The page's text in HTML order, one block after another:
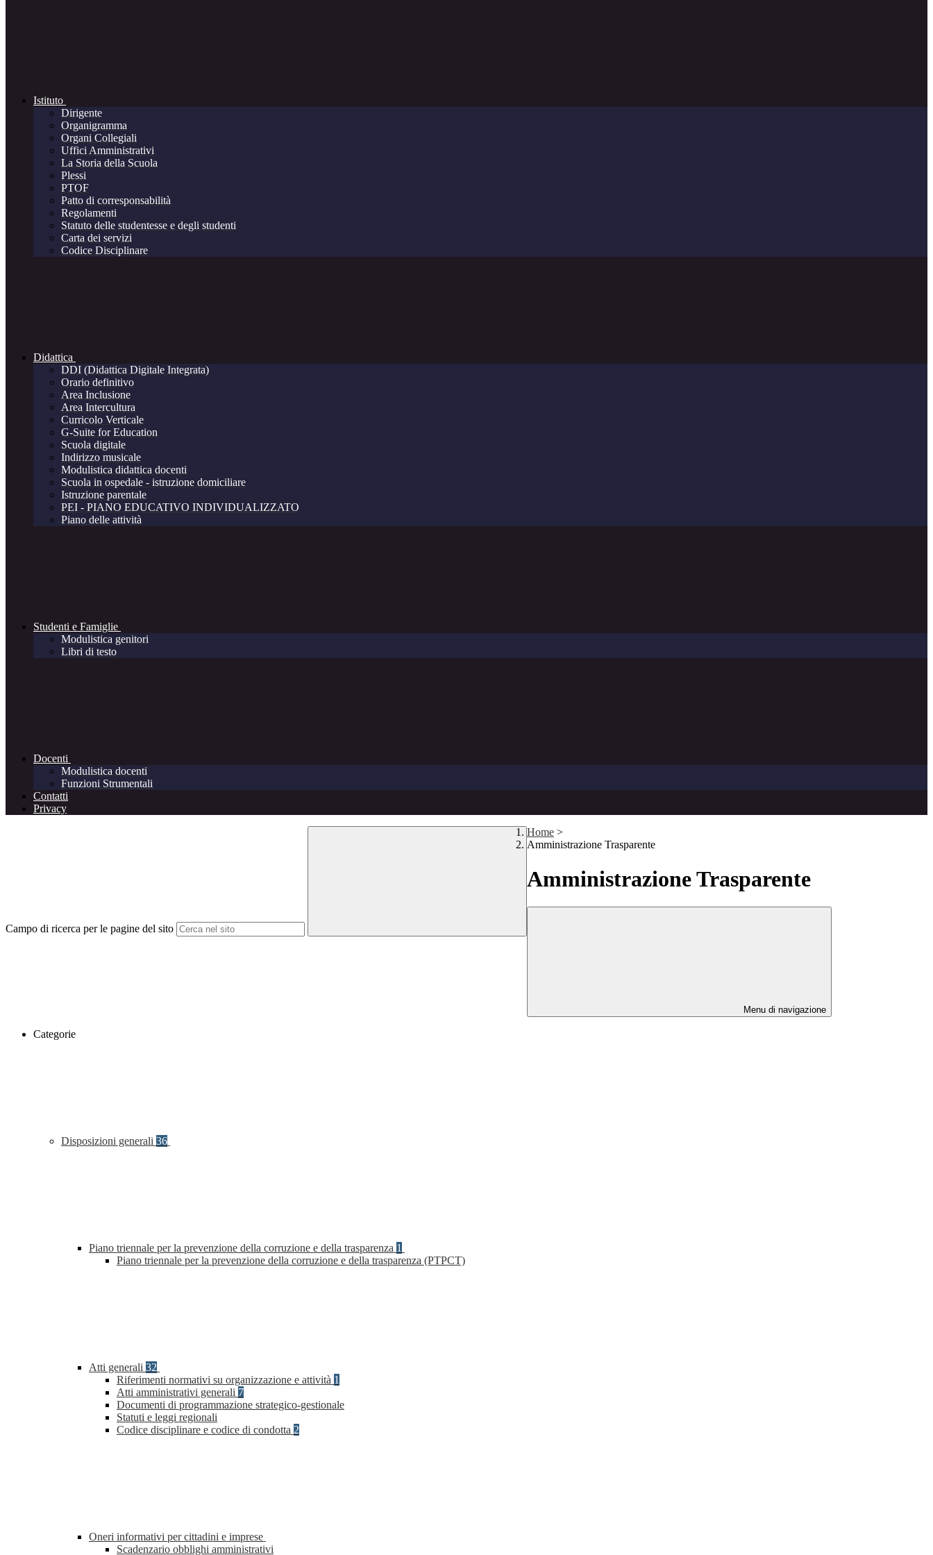
Istituto
Dirigente
Organigramma
Organi Collegiali
Uffici Amministrativi
La Storia della Scuola
Plessi
PTOF
Patto di corresponsabilità
Regolamenti
Statuto delle studentesse e degli studenti
Carta dei servizi
Codice Disciplinare
Didattica
DDI (Didattica Digitale Integrata)
Orario definitivo
Area Inclusione
Area Intercultura
Curricolo Verticale
G-Suite for Education
Scuola digitale
Indirizzo musicale
Modulistica didattica docenti
Scuola in ospedale - istruzione domiciliare
Istruzione parentale
PEI - PIANO EDUCATIVO INDIVIDUALIZZATO
Piano delle attività
Studenti e Famiglie
Modulistica genitori
Libri di testo
Docenti
Modulistica docenti
Funzioni Strumentali
Contatti
Privacy
Campo di ricerca per le pagine del sito
Home >
Amministrazione Trasparente
Amministrazione Trasparente
Menu di navigazione
Categorie
Disposizioni generali 36
Piano triennale per la prevenzione della corruzione e della trasparenza 1
Piano triennale per la prevenzione della corruzione e della trasparenza (PTPCT)
Atti generali 32
Riferimenti normativi su organizzazione e attività 1
Atti amministrativi generali 7
Documenti di programmazione strategico-gestionale
Statuti e leggi regionali
Codice disciplinare e codice di condotta 2
Oneri informativi per cittadini e imprese
Scadenzario obblighi amministrativi